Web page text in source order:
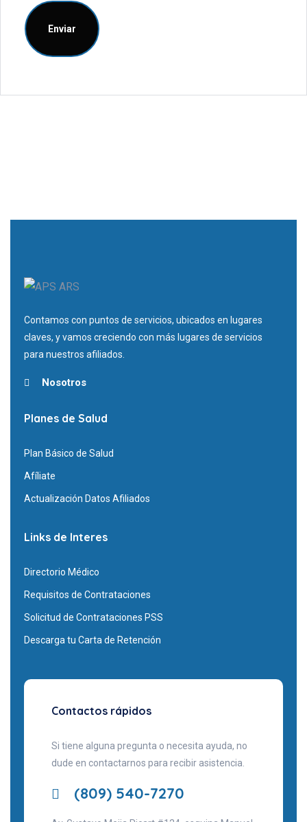
Contamos con puntos de servicios, ubicados en lugares
claves, y vamos creciendo con más lugares de servicios
para nuestros afiliados.
Nosotros
Planes de Salud
Plan Básico de Salud
Afíliate
Actualización Datos Afiliados
Links de Interes
Directorio Médico
Requisitos de Contrataciones
Solicitud de Contrataciones PSS
Descarga tu Carta de Retención
Contactos rápidos
Si tiene alguna pregunta o necesita ayuda, no
dude en contactarnos para recibir asistencia.
(809) 540-7270